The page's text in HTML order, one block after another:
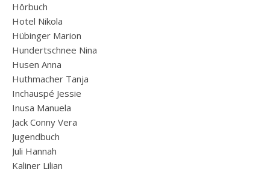
Hörbuch
Hotel Nikola
Hübinger Marion
Hundertschnee Nina
Husen Anna
Huthmacher Tanja
Inchauspé Jessie
Inusa Manuela
Jack Conny Vera
Jugendbuch
Juli Hannah
Kaliner Lilian